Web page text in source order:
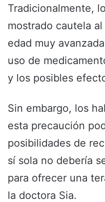
Tradicionalmente,
mostrado cautela
edad muy
uso de
y los posibles
Sin embargo, los
esta precaución
posibilidades de
sí sola no debería
para ofrecer una
la doctora Sia.